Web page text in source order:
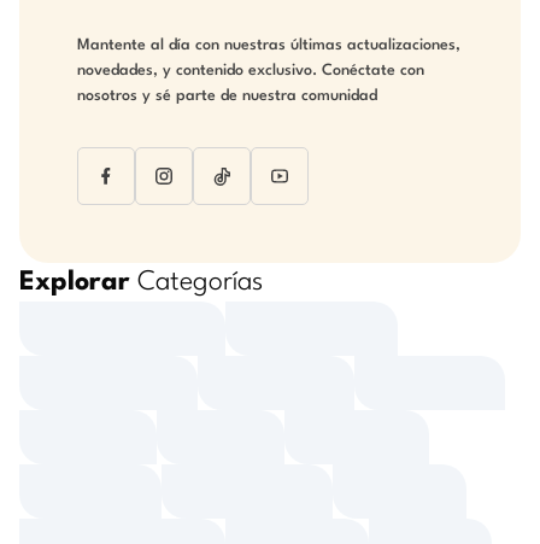
Mantente al día con nuestras últimas actualizaciones,
novedades, y contenido exclusivo. Conéctate con
nosotros y sé parte de nuestra comunidad
Explorar Categorías